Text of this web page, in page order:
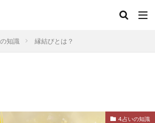
知識 縁結びとは？
4.占いの知識